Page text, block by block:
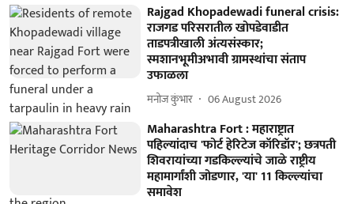
Rajgad Khopadewadi funeral crisis:
राजगड परिसरातील खोपडेवाडीत
ताडपत्रीखाली अंत्यसंस्कार;
स्मशानभूमीअभावी ग्रामस्थांचा संताप
उफाळला
मनोज कुंभार 06 August 2026
Maharashtra Fort : महाराष्ट्रात
पहिल्यांदाच 'फोर्ट हेरिटेज कॉरिडॉर'; छत्रपती
शिवरायांच्या गडकिल्ल्यांचे जाळे राष्ट्रीय
महामार्गांशी जोडणार, 'या' 11 किल्ल्यांचा
समावेश